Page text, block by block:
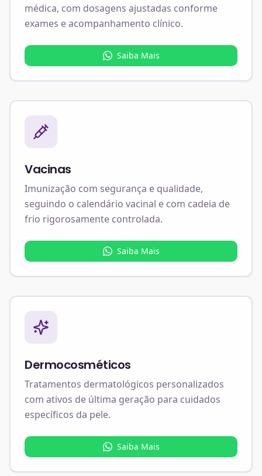
médica, com dosagens ajustadas conforme
exames e acompanhamento clínico.
Saiba Mais
Vacinas
Imunização com segurança e qualidade,
seguindo o calendário vacinal e com cadeia de
frio rigorosamente controlada.
Saiba Mais
Dermocosméticos
Tratamentos dermatológicos personalizados
com ativos de última geração para cuidados
específicos da pele.
Saiba Mais